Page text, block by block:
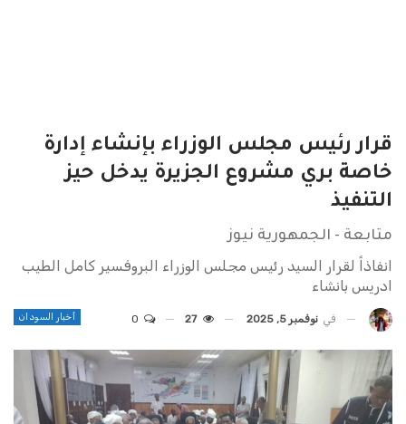
قرار رئيس مجلس الوزراء بإنشاء إدارة
خاصة بري مشروع الجزيرة يدخل حيز
التنفيذ
متابعة - الجمهورية نيوز
انفاذاً لقرار السيد رئيس مجلس الوزراء البروفسير كامل الطيب
ادريس بانشاء
أخبار السودان في نوفمبر 5, 2025 27